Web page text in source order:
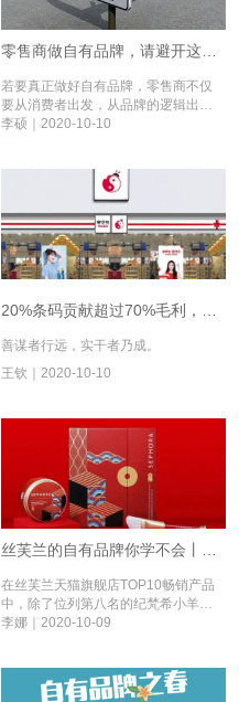
若要真正做好自有品牌，零售商不仅
要从消费者出发，从品牌的逻辑出
发，更要跳出陈旧商业模式的禁锢，
李硕｜2020-10-10
善谋者行远，实干者乃成。
王钦｜2020-10-10
在丝芙兰天猫旗舰店TOP10畅销产品
中，除了位列第八名的纪梵希小羊皮
口红外，其余9个均为丝芙兰自有品牌
李娜｜2020-10-09